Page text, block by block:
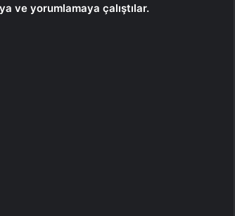
ve yorumlamaya çalıştılar.